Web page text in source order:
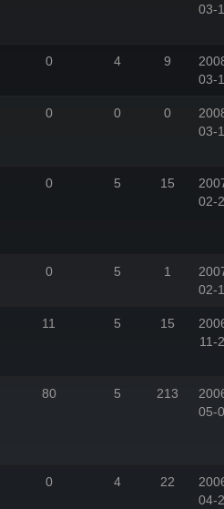
03-
0 4 9
03-
0 0 0
03-
0 5 15
02-
0 5 1
02-
11 5 15
11-
80 5 213
05-
0 4 22
04-